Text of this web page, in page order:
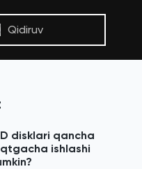
Qidiruv
disklari qancha
ishlashi